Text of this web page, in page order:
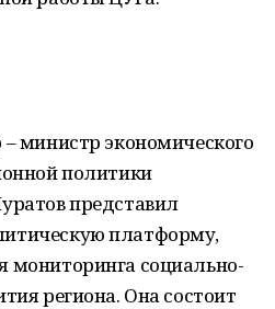
министр экономического
политики
представил
платформу,
мониторинга социально-
региона. Она состоит